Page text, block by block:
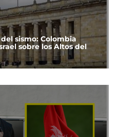
sismo: Colombia
sobre los Altos del